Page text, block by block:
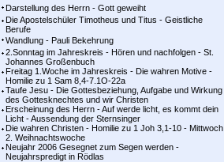
Darstellung des Herrn - Gott geweiht
Die Apostelschüler Timotheus und Titus - Geistliche
Berufe
Wandlung - Pauli Bekehrung
2.Sonntag im Jahreskreis - Hören und nachfolgen - St.
Johannes Großenbuch
Freitag 1.Woche im Jahreskreis - Die wahren Motive -
Homilie zu 1 Sam 8,4-7.1O-22a
Taufe Jesu - Die Gottesbeziehung, Aufgabe und Wirkung
des Gottesknechtes und wir Christen
Erscheinung des Herrn - Auf werde licht, es kommt dein
Licht - Aussendung der Sternsinger
Die wahren Christen - Homilie zu 1 Joh 3,1-10 - Mittwoch
2. Weihnachtswoche
Neujahr 2006 Gesegnet zum Segen werden -
Neujahrspredigt in Rödlas